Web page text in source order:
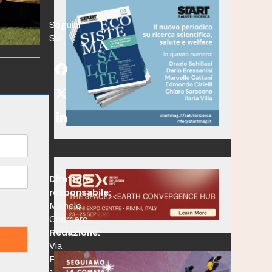
Seguici
Su:
Facebook
Twitter
(deprecated)
LinkedIn
Direttore
responsabile:
Michele
Guerriero
Redazione:
Via
Po,